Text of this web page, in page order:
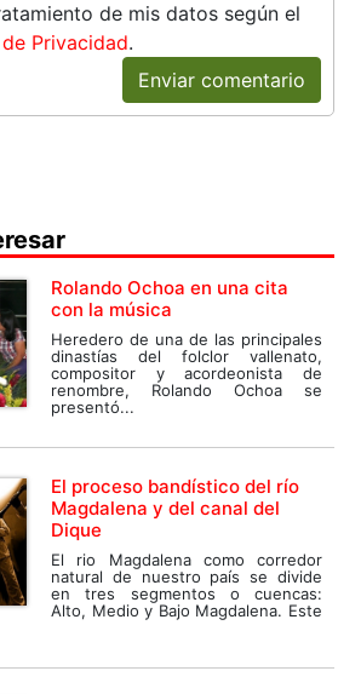
de mis datos según el
Privacidad.
Enviar comentario
Rolando Ochoa en una cita
con la música
Heredero de una de las principales
dinastías del folclor vallenato,
compositor y acordeonista de
renombre, Rolando Ochoa se
presentó...
El proceso bandístico del río
Magdalena y del canal del
Dique
El rio Magdalena como corredor
natural de nuestro país se divide
en tres segmentos o cuencas:
Alto, Medio y Bajo Magdalena. Este